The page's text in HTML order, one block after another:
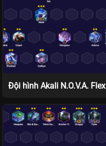
Đội hình Akali N.O.V.A. Flex